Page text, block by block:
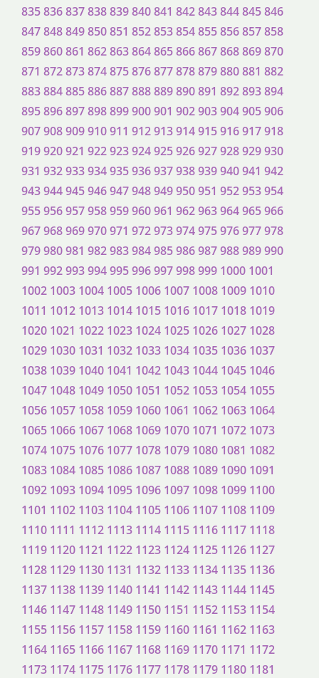
835836837838839840841 842843844845846
847848849850851 852853854855856857858
859860861 862863864865866867868869870
871 872873874875876877878879880881 882
883884885886887888889890891 892893894
895896897898899900901 902903904905906
907908909910911 912913914915916917918
919920921 922923924925926927928929930
931 932933934935936937938939940941 942
943944945946947948949950951 952953954
955956957958959960961 962963964965966
967968969970971 972973974975976977978
979980981 982983984985986987988989990
991 992993994995996997998999 1000 1001
1002 1003 1004 1005 1006 1007 1008 1009 1010
1011 1012 1013 1014 1015 1016 1017 1018 1019
1020 1021 1022 1023 1024 1025 1026 1027 1028
1029 1030 1031 1032 1033 1034 1035 1036 1037
1038 1039 1040 1041 1042 1043 1044 1045 1046
1047 1048 1049 1050 1051 1052 1053 1054 1055
1056 1057 1058 1059 1060 1061 1062 1063 1064
1065 1066 1067 1068 1069 1070 1071 1072 1073
1074 1075 1076 1077 1078 1079 1080 1081 1082
1083 1084 1085 1086 1087 1088 1089 1090 1091
1092 1093 1094 1095 1096 1097 1098 1099 1100
1101 1102 1103 1104 1105 1106 1107 1108 1109
1110 1111 1112 1113 1114 1115 1116 1117 1118
1119 1120 1121 1122 1123 1124 1125 1126 1127
1128 1129 1130 1131 1132 1133 1134 1135 1136
1137 1138 1139 1140 1141 1142 1143 1144 1145
1146 1147 1148 1149 1150 1151 1152 1153 1154
1155 1156 1157 1158 1159 1160 1161 1162 1163
1164 1165 1166 1167 1168 1169 1170 1171 1172
1173 1174 1175 1176 1177 1178 1179 1180 1181